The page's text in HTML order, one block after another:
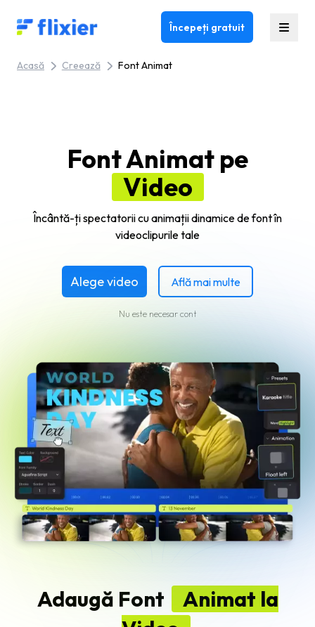
Flixier logo - Home Începeți gratuit
Acasă Creează Font Animat
Font Animat pe
Video
Încântă-ți spectatorii cu animații dinamice de font în
videoclipurile tale
Alege video Află mai multe
Nu este necesar cont
Adaugă Font
Animat la